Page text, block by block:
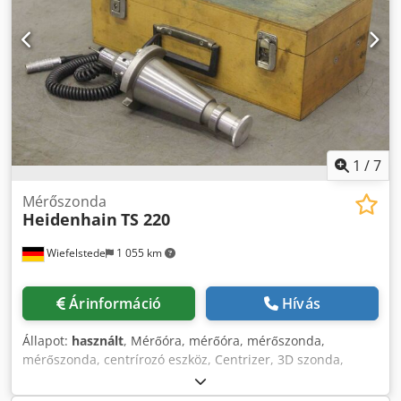
1 /7
Wiefelstede 1 055 km
Mérőszonda
Heidenhain TS 220
Árinformáció Hívás
Állapot: használt, Mérőóra, mérőóra, mérőszonda,
mérőszonda, centrírozó eszköz, Centrizer, 3D szonda,
szonda betét, mérőszonda fej, Digimatic Indicator -Gyártó:
Heidenhain, mérőszonda TS 220 . 293 488-07 -Beszerelés: